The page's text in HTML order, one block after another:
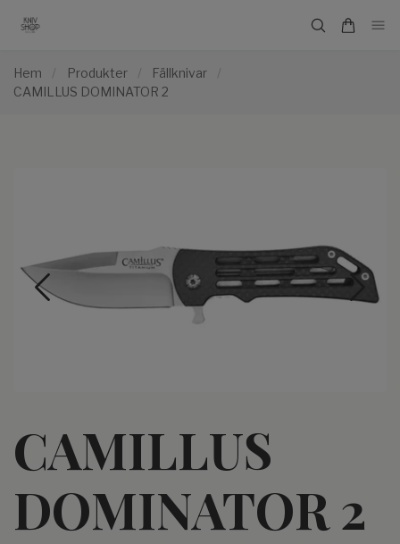
Hem / Produkter / Fällknivar
/
CAMILLUS DOMINATOR 2
CAMILLUS
DOMINATOR 2